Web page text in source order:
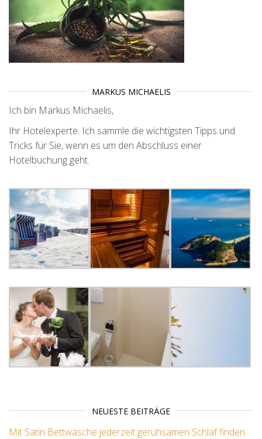
MARKUS MICHAELIS
Ich bin Markus Michaelis,
Ihr Hotelexperte. Ich sammle die wichtigsten Tipps und
Tricks für Sie, wenn es um den Abschluss einer
Hotelbuchung geht.
NEUESTE BEITRÄGE
Mit Satin Bettwäsche jederzeit geruhsamen Schlaf finden